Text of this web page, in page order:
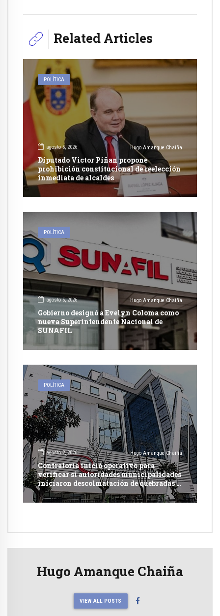
Related Articles
POLÍTICA
agosto 5, 2026 Hugo Amanque Chaiña
Diputado Victor Piñan propone
prohibición constitucional de reelección
inmediata de alcaldes
POLÍTICA
agosto 5, 2026 Hugo Amanque Chaiña
Gobierno designó a Evelyn Coloma como
nueva Superintendente Nacional de
SUNAFIL
POLÍTICA
agosto 2, 2026 Hugo Amanque Chaiña
Contraloría inició operativo para
verificar si autoridades municipalidades
iniciaron descolmatación de quebradas y
ríos ante Fenómeno del Niño
Hugo Amanque Chaiña
VIEW ALL POSTS